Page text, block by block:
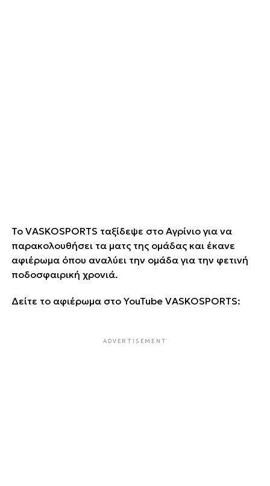
Το VASKOSPORTS ταξίδεψε στο Αγρίνιο για να
παρακολουθήσει τα ματς της ομάδας και έκανε
αφιέρωμα όπου αναλύει την ομάδα για την φετινή
ποδοσφαιρική χρονιά.
Δείτε το αφιέρωμα στο YouTube VASKOSPORTS:
ADVERTISEMENT